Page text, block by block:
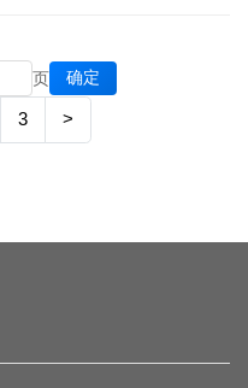
页 确定
3 >